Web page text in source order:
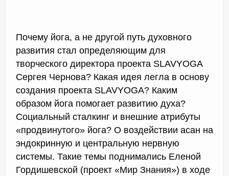
Почему йога, а не другой путь духовного
развития стал определяющим для
творческого директора проекта SLAVYOGA
Сергея Чернова? Какая идея легла в основу
создания проекта SLAVYOGA? Каким
образом йога помогает развитию духа?
Социальный сталкинг и внешние атрибуты
«продвинутого» йога? О воздействии асан на
эндокринную и центральную нервную
системы. Такие темы поднимались Еленой
Гордишевской (проект «Мир Знания») в ходе